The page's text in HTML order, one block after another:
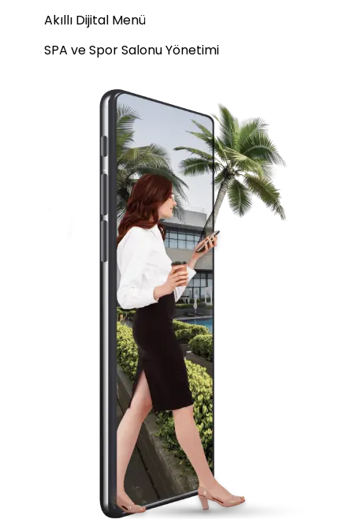
Akıllı Dijital Menü
SPA ve Spor Salonu Yönetimi